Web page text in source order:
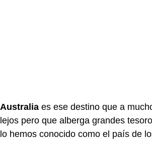
Australia es ese destino que a
lejos pero que alberga grandes
lo hemos conocido como el país de